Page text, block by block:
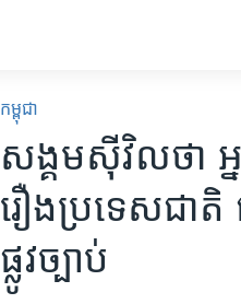
កម្ពុជា
សង្គមស៊ីវិលថា អ្
រឿង​ប្រទេស​ជាតិ​
ផ្លូវ​ច្បាប់